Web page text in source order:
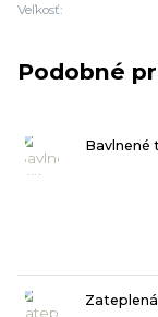
Veľkosť:
Podobné
Bavlnené
Zateplená